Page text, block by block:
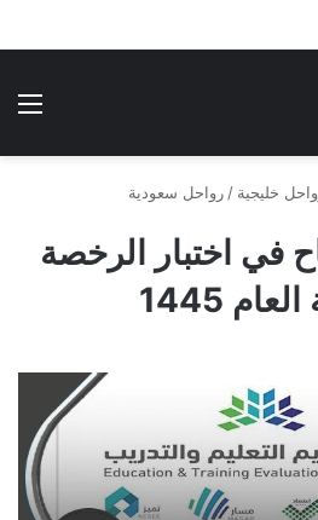
خليجية / رواحل سعودية
في اختبار الرخصة
1445